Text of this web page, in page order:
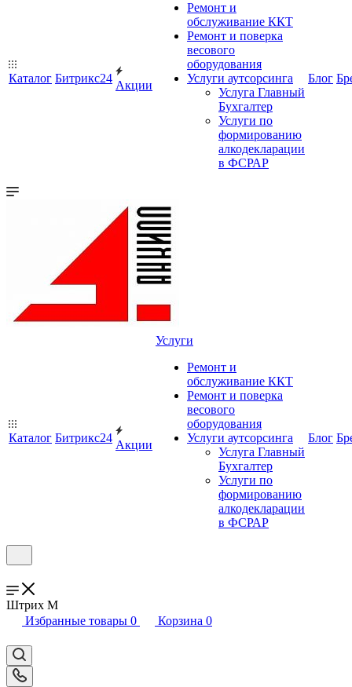
Каталог Битрикс24
Акции
Ремонт и
обслуживание ККТ
Ремонт и поверка
весового
оборудования
Услуги аутсорсинга
Услуга Главный
Бухгалтер
Услуги по
формированию
алкодекларации
в ФСРАР
Блог
Каталог Битрикс24
Акции
Услуги
Ремонт и
обслуживание ККТ
Ремонт и поверка
весового
оборудования
Услуги аутсорсинга
Услуга Главный
Бухгалтер
Услуги по
формированию
алкодекларации
в ФСРАР
Блог
Штрих М
Избранные товары 0 Корзина 0